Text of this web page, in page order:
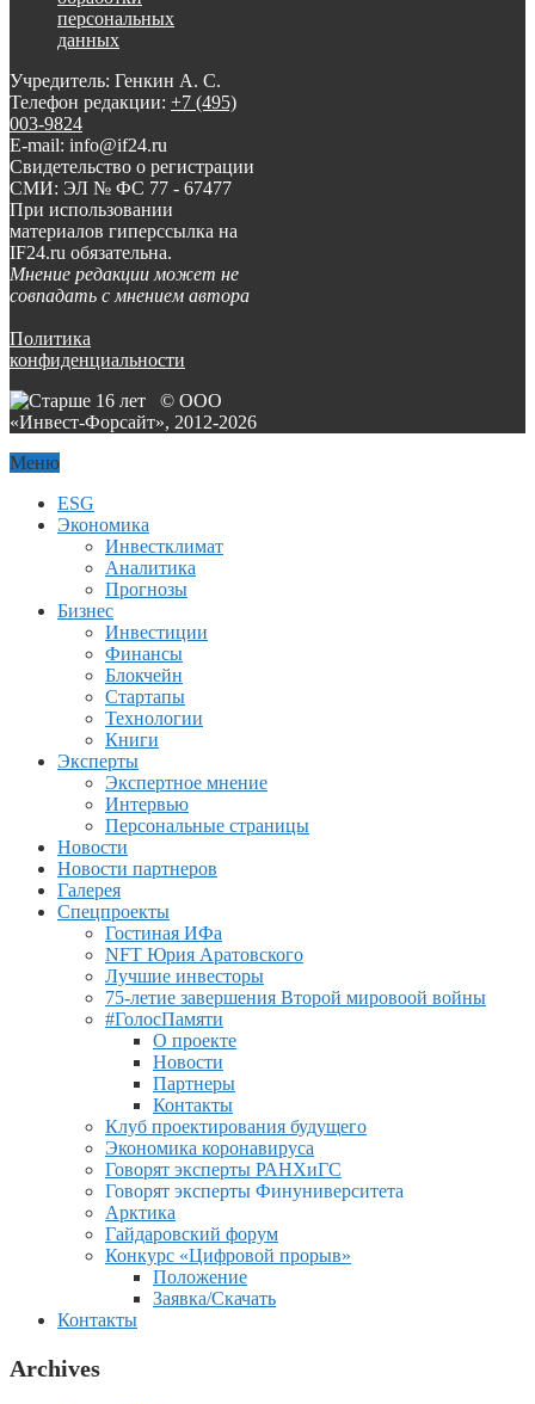
персональных
данных
Учредитель: Генкин А. С.
Телефон редакции: +7 (495)
003-9824
E-mail: info@if24.ru
Свидетельство о регистрации
СМИ: ЭЛ № ФС 77 - 67477
При использовании
материалов гиперссылка на
IF24.ru обязательна.
Мнение редакции может не
совпадать с мнением автора
Политика
конфиденциальности
© ООО
«Инвест-Форсайт», 2012-2026
Меню
ESG
Экономика
Инвестклимат
Аналитика
Прогнозы
Бизнес
Инвестиции
Финансы
Блокчейн
Стартапы
Технологии
Книги
Эксперты
Экспертное мнение
Интервью
Персональные страницы
Новости
Новости партнеров
Галерея
Спецпроекты
Гостиная ИФа
NFT Юрия Аратовского
Лучшие инвесторы
75-летие завершения Второй мировоой войны
#ГолосПамяти
О проекте
Новости
Партнеры
Контакты
Клуб проектирования будущего
Экономика коронавируса
Говорят эксперты РАНХиГС
Говорят эксперты Финуниверситета
Арктика
Гайдаровский форум
Конкурс «Цифровой прорыв»
Положение
Заявка/Скачать
Контакты
Archives